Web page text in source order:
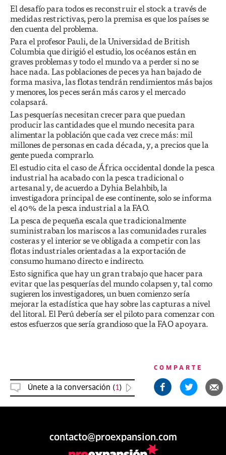
El desafío para todos es reconstruir el stock a través de
medidas restrictivas, pero la premisa es que los países se
den cuenta del problema.
Para el profesor Pauli, de la Universidad de British
Columbia que dirigió el estudio, los océanos están en
graves problemas y todo el mundo va a perder si no se
hace nada. Las poblaciones de peces ya han bajado de
forma masiva, las flotas tendrán rendimientos más bajos
y menores, los peces serán más caros y el mercado
colapsará.
Las pesquerías necesitan crecer para que puedan
producir las cantidades que el mundo necesita para
alimentar la población que cada vez crece más: mil
millones de personas en cada década, y, a precios que la
gente pueda comprarlo.
El estudio cita el caso de África occidental donde la pesca
industrial ha acabado con la pesca tradicional o
artesanal y, de acuerdo a Dyhia Belahbib, la
investigadora principal de ese continente, solo se informa
el 40% de la pesca industrial a la FAO.
La pesca de pequeña escala que tradicionalmente
suministraban los mariscos a las comunidades rurales
costeras y el interior se ve obligada a competir con las
flotas industriales orientadas a la exportación de
consumo humano directo e indirecto.
Esto significa que hay un gran trabajo que hacer para
evitar que las pesquerías del mundo colapsen y, tal como
sugieren los investigadores, un buen comienzo sería
mejorar la estadística que hay sobre las capturas a nivel
del litoral. El Perú debería ser el piloto para comenzar con
estos esfuerzos que sería grandioso que la FAO apoyara.
Únete a la conversación ( 1)
COMPARTE
contacto@proexpansion.com